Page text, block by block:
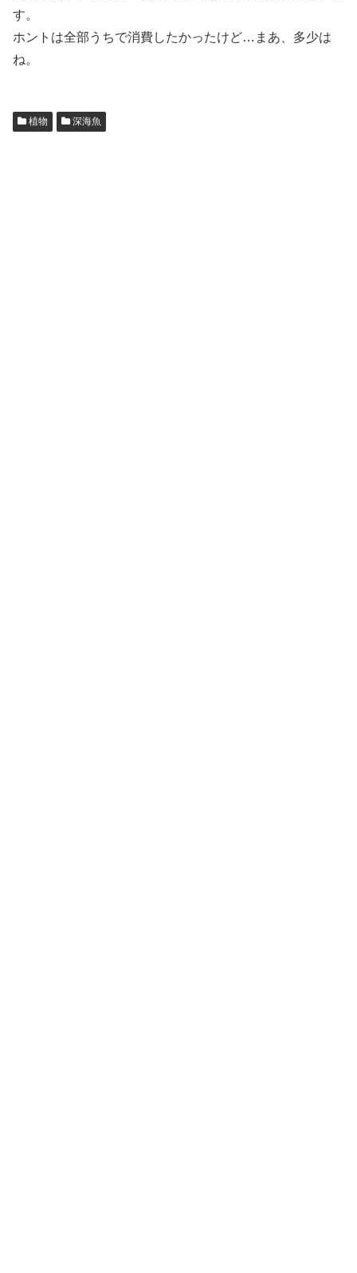
す。
ホントは全部うちで消費したかったけど…まあ、多少は
ね。
植物 深海魚